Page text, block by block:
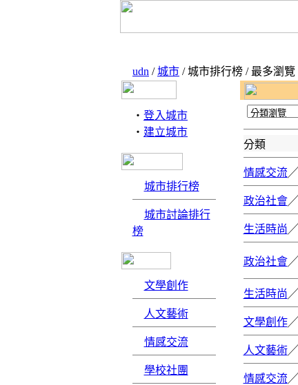
udn /城市 / 城市排行榜 / 最多瀏覽
‧ 登入城市
‧ 建立城市
城市排行榜
城市討論排行
榜
文學創作
人文藝術
情感交流
學校社團
分類
情感交流 ╱
政治社會╱
生活時尚 ╱
政治社會╱
生活時尚 ╱
文學創作╱
人文藝術╱
情感交流 ╱